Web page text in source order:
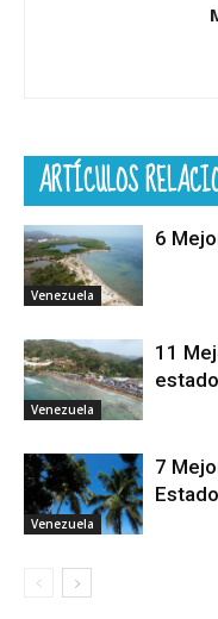
ARTÍCULOS
Venezuela
6
Venezuela
11
Venezuela
7